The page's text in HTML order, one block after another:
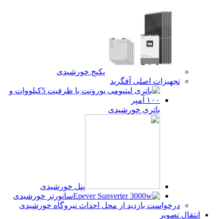
پکیج خورشیدی
تجهیزات اصلی آفگرید
باتری خورشیدی
پنل خورشیدی
سانورتر خورشیدی
درخواست بازدید از محل احداث نیروگاه خورشیدی
انتقال تصویر